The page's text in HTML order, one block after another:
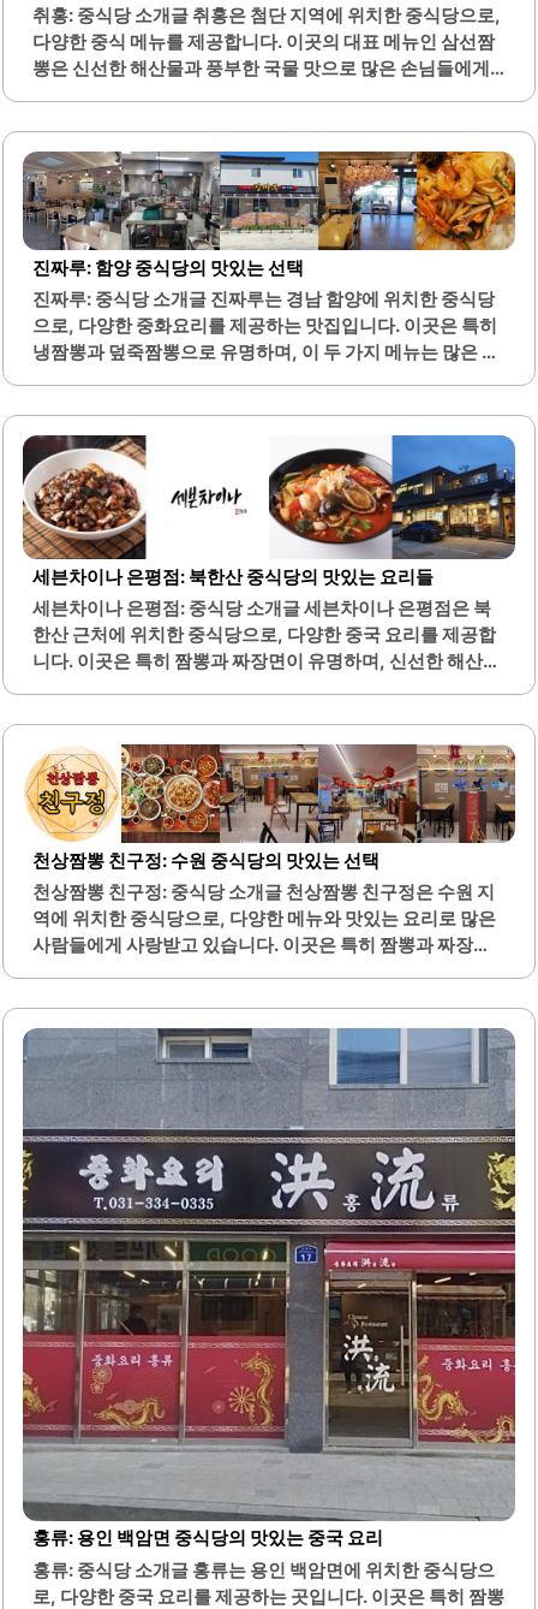
한 메뉴를 갖추고 있어 여러 번 방문해도 매번 새로운 맛을 경
험할 수 있습니다. 전가복은 가족 단위 손님들에게도 적합한
장소로, 부모님과 함께..
취홍: 중식당 소개글 취홍은 첨단 지역에 위치한 중식당으로,
다양한 중식 메뉴를 제공합니다. 이곳의 대표 메뉴인 삼선짬
뽕은 신선한 해산물과 풍부한 국물 맛으로 많은 손님들에게
합니다.취홍은 넓은 공간과 쾌적한 환경을 제공하여 편안한
식사를 즐길 수 있는 장소입니다. 음식의 양이 많아 만족스러
운 식사를 경험할 수 있으며, 코스요리 구성도 알차고 맛있습
니다. 이곳은 광주 지역에서만 느낄 수 있는 특별한 맛을 제공
하여, 많은 이들이 찾는 맛집으로 알려져 있습니다.친절한 직
원들이 서비스를 제공하며, 고객의 요구에 귀 기울이는 모습
을 보여줍니다. 취홍은 다양한 연령층의 손님들이 모두 만족
할 수 있는 메뉴를 갖추고 있어, 가족 외식이나 친구들과의..
진짜루: 함양 중식당의 맛있는 선택
진짜루: 중식당 소개글 진짜루는 경남 함양에 위치한 중식당
으로, 다양한 중화요리를 제공하는 맛집입니다. 이곳은 특히
냉짬뽕과 덮죽짬뽕으로 유명하며, 이 두 가지 메뉴는 많은 손
자랑합니다.또한, 군만두는 바삭한 식감과 고소한 맛으로 많
은 이들의 입맛을 사로잡습니다. 진짜루는 신선한 재료를 사
용하여 요리를 준비하며, 손님들에게 항상 맛있는 음식을 제
공하기 위해 노력하고 있습니다. 식당 내부는 깔끔하게 정돈
되어 있어 편안한 분위기에서 식사를 즐길 수 있습니다.주차
공간도 마련되어 있어 접근성이 좋습니다. 이곳은 부부가 운
영하는 아늑한 식당으로, 친절한 서비스와 함께 맛있는 음식
을 제공합니다. 특히, 짬뽕의 불향이 강해 얼큰한 맛을 선호하
는 분들에게 적합합니다.진짜루는 함양 안의버스터미널과
가까운..
세븐차이나 은평점: 북한산 중식당의 맛있는 요리들
세븐차이나 은평점: 중식당 소개글 세븐차이나 은평점은 북
한산 근처에 위치한 중식당으로, 다양한 중국 요리를 제공합
니다. 이곳은 특히 짬뽕과 짜장면이 유명하며, 신선한 해산물
이 조화를 이루어 많은 이들의 입맛을 사로잡고 있습니다.중
식냉면은 새콤한 육수와 고소한 땅콩소스가 어우러져 여름철
에 특히 인기가 높습니다. 이 외에도 간짜장, 볶음밥 등 다양
한 메뉴가 준비되어 있어 선택의 폭이 넓습니다. 세븐차이나
은평점은 아늑한 분위기와 함께 편안한 식사 환경을 제공하
여 가족 모임이나 친구들과의 외식에 적합합니다.또한, 후식
으로 제공되는 아이스크림은 식사를 마무리하는 데 기분 좋
은 선택이 됩니다. 이곳은 주차 공간도 마련되어 있어 차량 이
용 시 편리합니다. 세븐차이나 은평점은 중식 요리를..
천상짬뽕 친구정: 수원 중식당의 맛있는 선택
천상짬뽕 친구정: 중식당 소개글 천상짬뽕 친구정은 수원 지
역에 위치한 중식당으로, 다양한 메뉴와 맛있는 요리로 많은
사람들에게 사랑받고 있습니다. 이곳은 특히 짬뽕과 짜장면
특징이며, 소고기짬뽕은 소고기의 진한 풍미가 국물에 잘 어
우러져 있습니다.또한, 탕수육은 전분 없이 통통한 고기로 가
득 차 있어 많은 손님들에게 인기를 끌고 있습니다. 매장 내부
는 청결하게 관리되며, 셀프바가 마련되어 있어 다양한 반찬
과 샐러드를 자유롭게 즐길 수 있습니다. 이곳의 크림짬뽕은
느끼하지 않으면서도 매콤한 맛이 조화를 이루어 많은 손님
들에게 호평을 받고 있습니다.해물 쟁반짜장은 해물이 풍부
하게 들어가 있어 해물의 맛을 좋아하는 분들에게 적합합니
다. 또한, 무료로 제공되는 아메리카노는 식사..
홍류: 용인 백암면 중식당의 맛있는 중국 요리
홍류: 중식당 소개글 홍류는 용인 백암면에 위치한 중식당으
로, 다양한 중국 요리를 제공하는 곳입니다. 이곳은 특히 짬뽕